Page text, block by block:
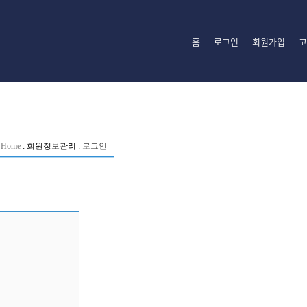
홈 로그인 회원가입
Home : 회원정보관리 : 로그인